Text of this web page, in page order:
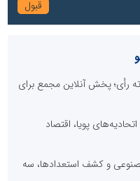
۱۴۰۴ کالبر در بوته رأی؛ پخش آنلاین مجمع برای
پویا، اقتصاد
و کشف استعدادها، سه